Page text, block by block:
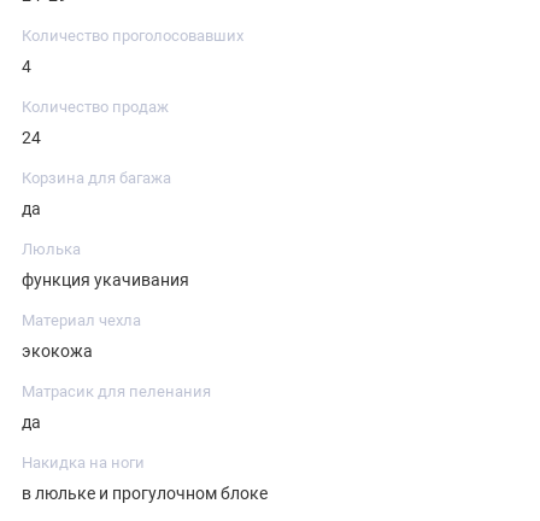
Количество проголосовавших
4
Количество продаж
24
Корзина для багажа
да
Люлька
функция укачивания
Материал чехла
экокожа
Матрасик для пеленания
да
Накидка на ноги
в люльке и прогулочном блоке